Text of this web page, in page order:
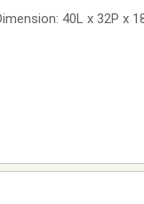
en Aluminium. Dimension: 40L x